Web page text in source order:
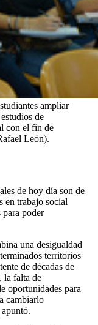
ampliar
de
con el fin de
León).
de hoy día son de
en trabajo social
para poder
una desigualdad
territorios
de décadas de
la falta de
oportunidades para
cambiarlo